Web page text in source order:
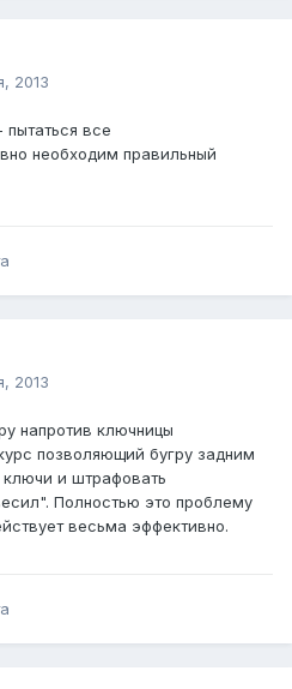
2013
все
необходим правильный
2013
напротив ключницы
позволяющий бугру задним
и штрафовать
Полностью это проблему
весьма эффективно.